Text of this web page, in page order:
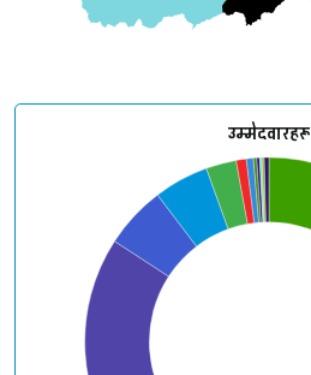
उम्मेदवारहरू